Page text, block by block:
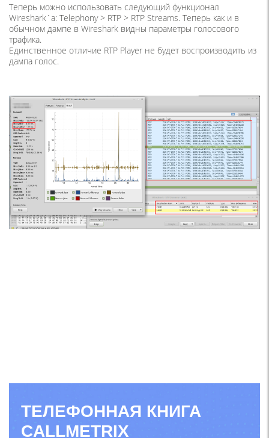
Теперь можно использовать следующий функционал
Wireshark`а: Telephony > RTP > RTP Streams. Теперь как и в
обычном дампе в Wireshark видны параметры голосового
трафика.
Единственное отличие RTP Player не будет воспроизводить из
дампа голос.
ТЕЛЕФОННАЯ КНИГА
CALLMETRIX